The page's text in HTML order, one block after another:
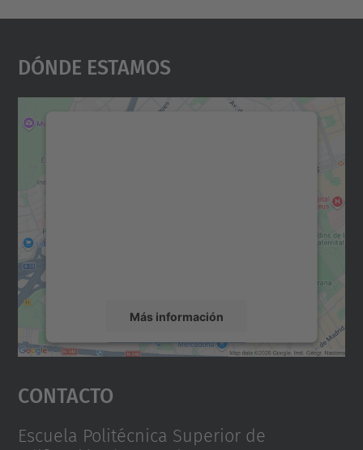
Dónde Estamos
Más información
Aceptar
powered by
Contacto
Escuela Politécnica Superior de